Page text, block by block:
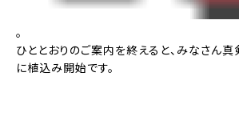
。
ひととおりのご案内を終えると、みなさん
に植込み開始です。